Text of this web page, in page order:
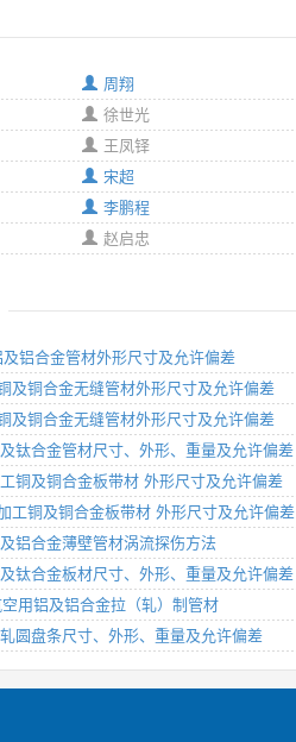
周翔
徐世光
王凤铎
宋超
李鹏程
赵启忠
铝合金管材外形尺寸及允许偏差
及铜合金无缝管材外形尺寸及允许偏差
及铜合金无缝管材外形尺寸及允许偏差
钛合金管材尺寸、外形、重量及允许偏差
铜及铜合金板带材 外形尺寸及允许偏差
工铜及铜合金板带材 外形尺寸及允许偏差
铝合金薄壁管材涡流探伤方法
钛合金板材尺寸、外形、重量及允许偏差
用铝及铝合金拉（轧）制管材
圆盘条尺寸、外形、重量及允许偏差